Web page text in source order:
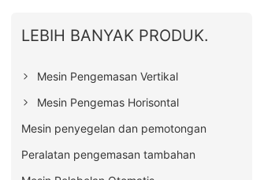
LEBIH BANYAK PRODUK.
Mesin Pengemasan Vertikal
Mesin Pengemas Horisontal
Mesin penyegelan dan pemotongan
Peralatan pengemasan tambahan